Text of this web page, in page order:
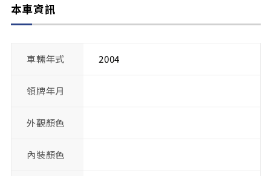
本車資訊
車輛年式 2004
領牌年月
外觀顏色
內裝顏色